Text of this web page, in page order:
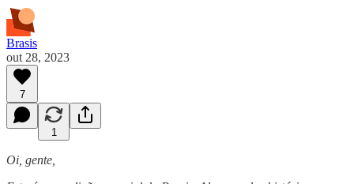
Brasis
out 28, 2023
7
1
Oi, gente,